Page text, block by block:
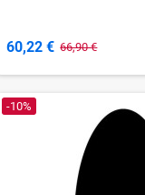
60,22 € 66,90 €
-10%